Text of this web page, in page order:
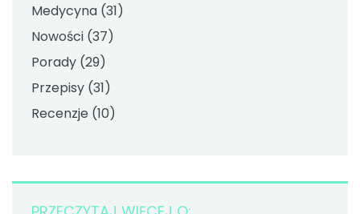
Medycyna (31)
Nowości (37)
Porady (29)
Przepisy (31)
Recenzje (10)